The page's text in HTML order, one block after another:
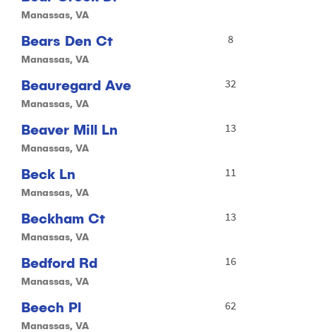
Manassas, VA
Bears Den Ct
Manassas, VA
8
Beauregard Ave
Manassas, VA
32
Beaver Mill Ln
Manassas, VA
13
Beck Ln
Manassas, VA
11
Beckham Ct
Manassas, VA
13
Bedford Rd
Manassas, VA
16
Beech Pl
Manassas, VA
62